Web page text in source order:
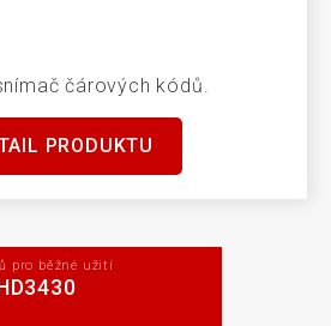
čárových kódů.
PRODUKTU
pro běžné užití